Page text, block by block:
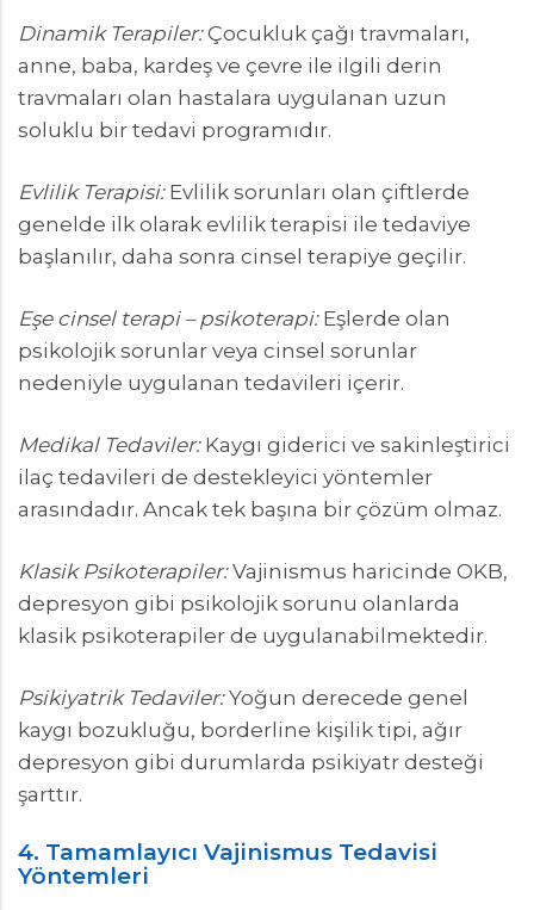
Dinamik Terapiler:Çocukluk çağı travmaları,
anne, baba, kardeş ve çevre ile ilgili derin
travmaları olan hastalara uygulanan uzun
soluklu bir tedavi programıdır.
Evlilik Terapisi:Evlilik sorunları olan çiftlerde
genelde ilk olarak evlilik terapisi ile tedaviye
başlanılır, daha sonra cinsel terapiye geçilir.
Eşe cinsel terapi – psikoterapi:Eşlerde olan
psikolojik sorunlar veya cinsel sorunlar
nedeniyle uygulanan tedavileri içerir.
Medikal Tedaviler:Kaygı giderici ve sakinleştirici
ilaç tedavileri de destekleyici yöntemler
arasındadır. Ancak tek başına bir çözüm olmaz.
Klasik Psikoterapiler:Vajinismus haricinde OKB,
depresyon gibi psikolojik sorunu olanlarda
klasik psikoterapiler de uygulanabilmektedir.
Psikiyatrik Tedaviler:Yoğun derecede genel
kaygı bozukluğu, borderline kişilik tipi, ağır
depresyon gibi durumlarda psikiyatr desteği
şarttır.
4. Tamamlayıcı Vajinismus Tedavisi
Yöntemleri